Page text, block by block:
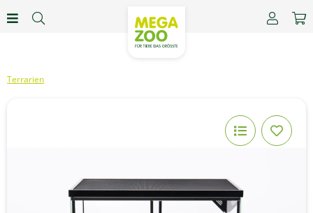
Terrarien